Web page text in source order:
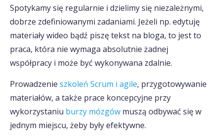
Spotykamy się regularnie i dzielimy się niezależnymi,
dobrze zdefiniowanymi zadaniami. Jeżeli np. edytuję
materiały wideo bądź piszę tekst na bloga, to jest to
praca, która nie wymaga absolutnie żadnej
współpracy i może być wykonywana zdalnie.
Prowadzenie szkoleń Scrum i agile, przygotowywanie
materiałów, a także prace koncepcyjne przy
wykorzystaniu burzy mózgów muszą odbywać się w
jednym miejscu, żeby były efektywne.